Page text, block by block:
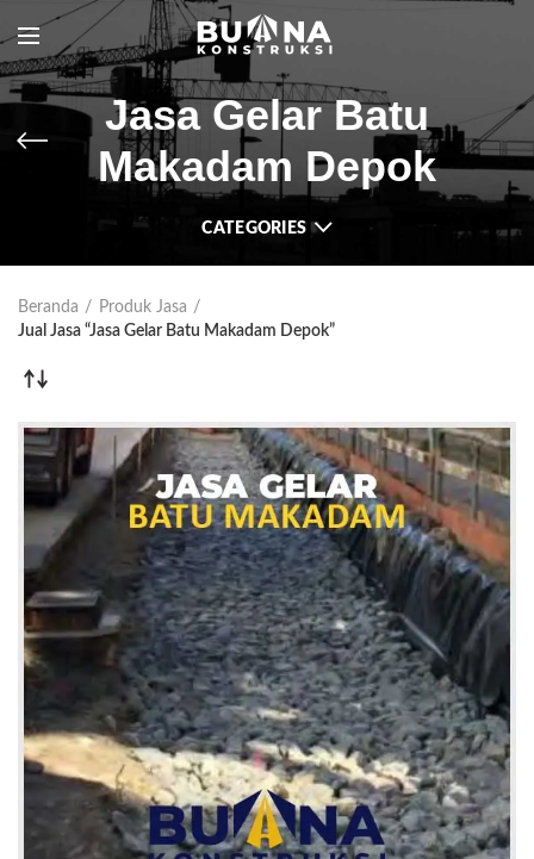
Jasa Gelar Batu
Makadam Depok
CATEGORIES
Beranda
Produk Jasa
Jual Jasa “Jasa Gelar Batu Makadam Depok”